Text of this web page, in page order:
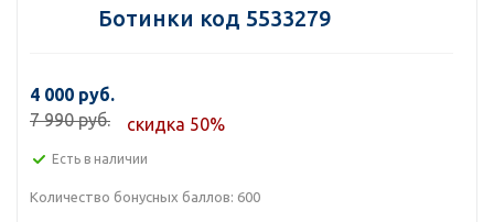
Ботинки код 5533279
4 000 руб.
7 990 руб.
скидка 50%
Есть в наличии
Количество бонусных баллов: 600